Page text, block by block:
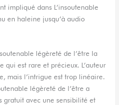
impliqué dans L’insoutenable
en haleine jusqu’à audio
légèreté de l’être la
qui est rare et précieux. L’auteur
mais l’intrigue est trop linéaire.
légèreté de l’être a
gratuit avec une sensibilité et